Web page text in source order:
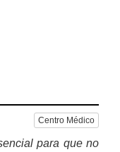
Centro Médico
para que no